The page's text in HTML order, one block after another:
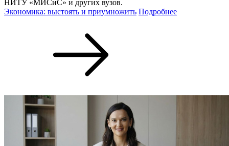
НИТУ «МИСиС» и других вузов.
Экономика: выстоять и приумножить Подробнее